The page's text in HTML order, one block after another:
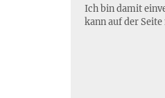
Ich bin damit
kann auf der